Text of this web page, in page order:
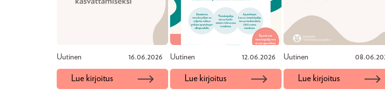
Uutinen 16.06.2026
Lue kirjoitus
Uutinen 12.06.2026
Lue kirjoitus
Uutinen
Lue kirjoitus